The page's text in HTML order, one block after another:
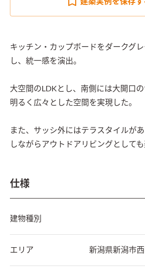
建築実例を保存す
キッチン・カップボードをダークグ
し、統一感を演出。
大空間のLDKとし、南側には大開口の
明るく広々とした空間を実現した。
また、サッシ外にはテラスタイルが
しながらアウトドアリビングとしても
仕様
建物種別
エリア 新潟県新潟市西